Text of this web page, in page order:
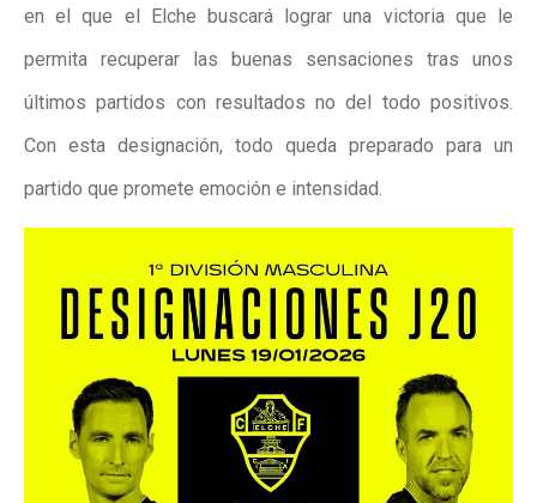
en el que el Elche buscará lograr una victoria que le
permita recuperar las buenas sensaciones tras unos
últimos partidos con resultados no del todo positivos.
Con esta designación, todo queda preparado para un
partido que promete emoción e intensidad.